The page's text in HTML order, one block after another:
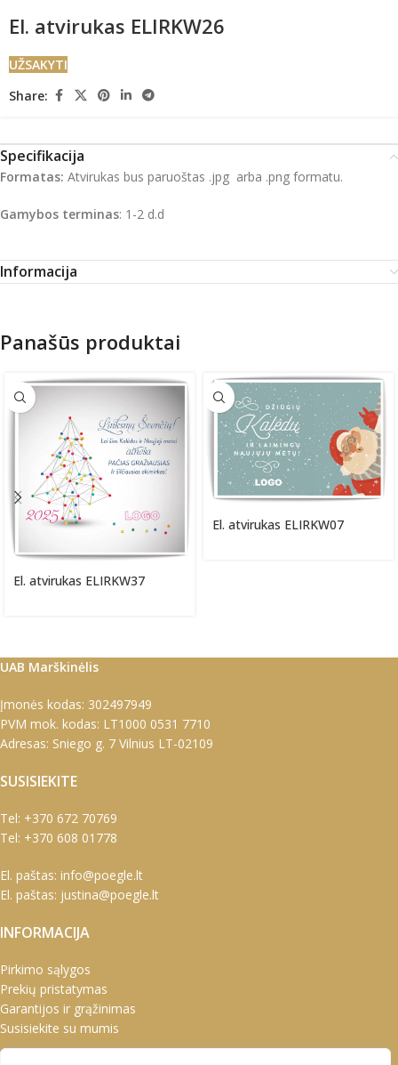
El. atvirukas ELIRKW26
UŽSAKYTI
Share:
Specifikacija
Formatas: Atvirukas bus paruoštas .jpg arba .png formatu.
Gamybos terminas: 1-2 d.d
Informacija
Panašūs produktai
El. atvirukas ELIRKW37
El. atvirukas ELIRKW07
UAB Marškinėlis
Įmonės kodas: 302497949
PVM mok. kodas: LT1000 0531 7710
Adresas: Sniego g. 7 Vilnius LT-02109
SUSISIEKITE
Tel: +370 672 70769
Tel: +370 608 01778
El. paštas: info@poegle.lt
El. paštas: justina@poegle.lt
INFORMACIJA
Pirkimo sąlygos
Prekių pristatymas
Garantijos ir grąžinimas
Susisiekite su mumis